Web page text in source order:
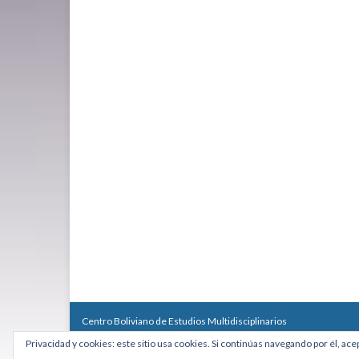
Centro Boliviano de Estudios Multidisciplinarios
Calle Macario Pinilla # 2588 esq. Av. Arce, Edificio Arcadia,
Teléfono: +591 2431818 - Celular: +591 73027636
Privacidad y cookies: este sitio usa cookies. Si continúas navegando por él,